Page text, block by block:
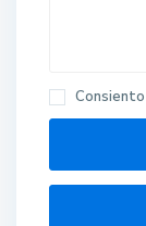
Consiento